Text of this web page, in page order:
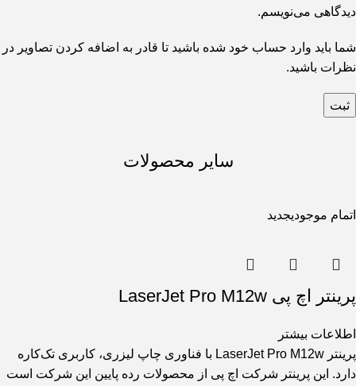
دیدگاهی می‌نویسم.
شما باید وارد حساب خود شده باشید تا قادر به اضافه کردن تصاویر در
نظرات باشید.
سایر محصولات
اتمام موجودیجدید
پرینتر اچ پی LaserJet Pro M12w
اطلاعات بیشتر
پرینتر LaserJet Pro M12w با فناوری چاپ لیزری، کاربری تک‌کاره
دارد. این پرینتر شرکت اچ پی از محصولات رده پایین این شرکت است